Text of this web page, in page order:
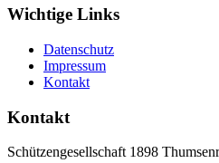
Wichtige Links
Datenschutz
Impressum
Kontakt
Kontakt
Schützengesellschaft 1898